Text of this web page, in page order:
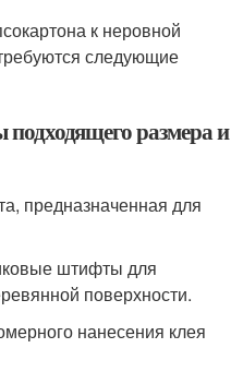
к неровной
следующие
размера и
предназначенная для
штифты для
поверхности.
нанесения клея